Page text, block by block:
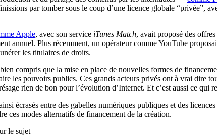
par tomber sous le coup d’une licence globale
Apple, avec son service iTunes Match, avait proposé des
annuel. Plus récemment, un opérateur comme YouTube
les titulaires de droits.
compris que la mise en place de nouvelles formes de
les pouvoirs publics. Ces grands acteurs privés ont à vrai dire
rien de bon pour l’évolution d’Internet. Et c’est aussi ce qui
écrasés entre des gabelles numériques publiques et des
ces modes alternatifs de financement de la création.
le sujet